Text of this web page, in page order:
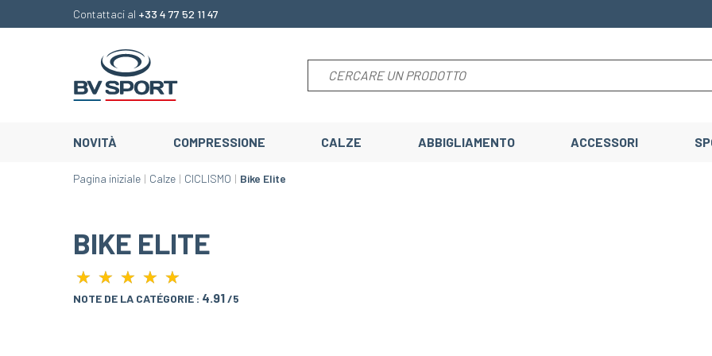
Contattaci al +33 4 77 52 11 47
NOVITÀ COMPRESSIONE CALZE ABBIGLIAMENTO ACCESSORI
Pagina iniziale Calze CICLISMO Bike Elite
BIKE ELITE
★ ★ ★ ★ ★
★ ★ ★ ★ ★
NOTE DE LA CATÉGORIE : 4.91/5